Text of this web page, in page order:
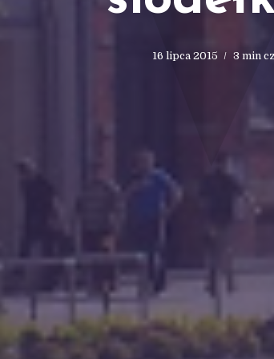
16 lipca 2015 3 min